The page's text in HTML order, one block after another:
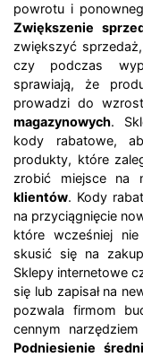
powrotu i
Zwiększenie
zwiększyć
czy podczas
sprawiają, że
prowadzi do
magazynowych.
kody rabatowe,
produkty, które
zrobić miejsce na
klientów. Kody
na przyciągnięcie
które wcześniej
skusić się na
Sklepy internetowe
się lub zapisał na
pozwala firmom
cennym
Podniesienie